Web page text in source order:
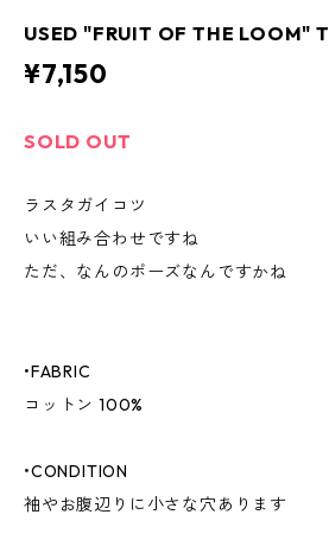
USED "FRUIT OF THE LOOM"
¥7,150
SOLD OUT
ラスタガイコツ
いい組み合わせですね
ただ、なんのポーズなんですかね
•FABRIC
コットン 100%
•CONDITION
袖やお腹辺りに小さな穴あります